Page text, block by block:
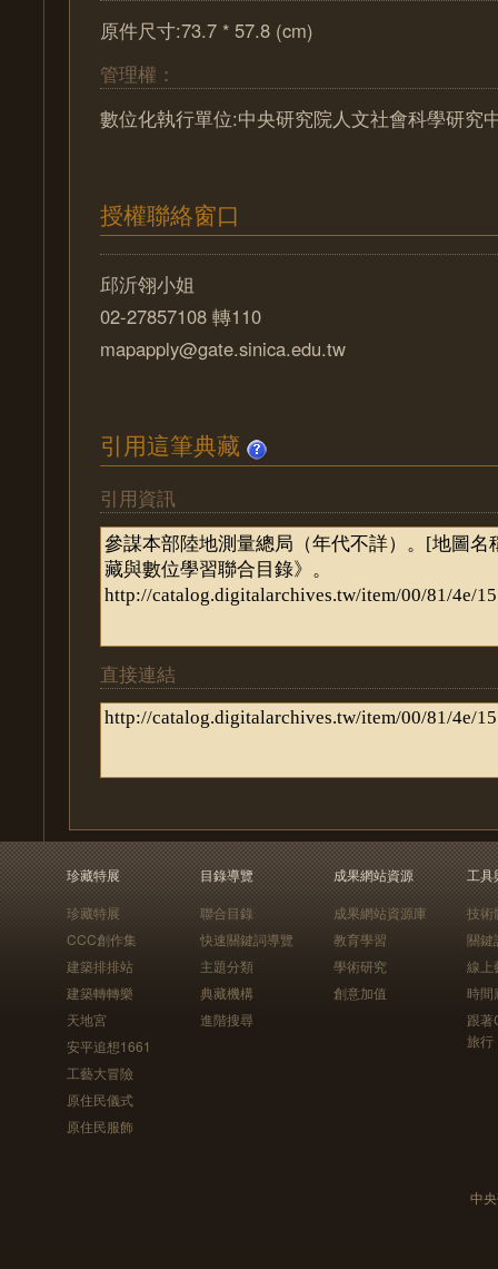
原件尺寸:73.7 * 57.8 (cm)
管理權：
數位化執行單位:中央研究院人文社會科學研究
授權聯絡窗口
邱沂翎小姐
02-27857108 轉110
mapapply@gate.sinica.edu.tw
引用這筆典藏
引用資訊
直接連結
珍藏特展
珍藏特展
CCC創作集
建築排排站
建築轉轉樂
天地宮
安平追想1661
工藝大冒險
原住民儀式
原住民服飾
目錄導覽
聯合目錄
快速關鍵詞導覽
主題分類
典藏機構
進階搜尋
成果網站資源
成果網站資源庫
教育學習
學術研究
創意加值
工具
技術
關鍵
線上
時間
跟
旅行
中